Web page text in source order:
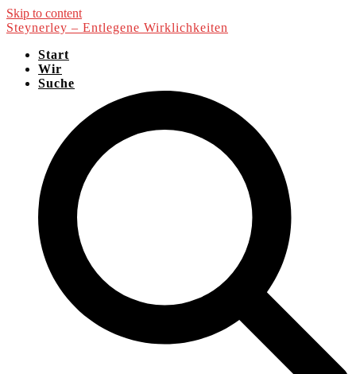
Skip to content
Steynerley – Entlegene Wirklichkeiten
Start
Wir
Suche